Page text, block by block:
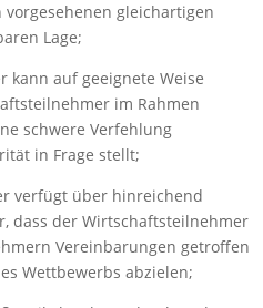
gleichartigen
Lage;
kann auf geeignete Weise
im Rahmen
schwere Verfehlung
in Frage stellt;
verfügt über hinreichend
dass der Wirtschaftsteilnehmer
Vereinbarungen getroffen
Wettbewerbs abzielen;